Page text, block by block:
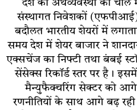
देश की अर्थव्यवस्था की चाल
संस्थागत निवेशकों (एफपीआई)
बदौलत भारतीय शेयरों में
समय देश में शेयर बाजार ने
एक्सचेंज का निफ्टी तथा बंबई
सेंसेक्स रिकॉर्ड स्तर पर है।
मैन्युफैक्चरिंग सेक्टर को
रणनीतियों के साथ आगे बढ़